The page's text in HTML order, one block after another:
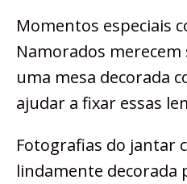
Momentos especiais
Namorados
uma mesa decorada
ajudar a fixar essas
Fotografias do jantar
lindamente decorada